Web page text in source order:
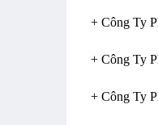
+ Công Ty
+ Công Ty
+ Công Ty